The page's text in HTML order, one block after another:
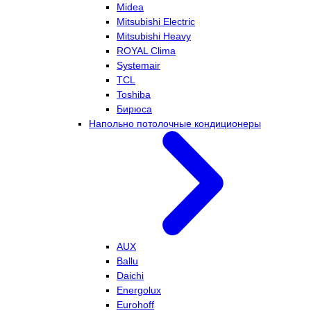
Midea
Mitsubishi Electric
Mitsubishi Heavy
ROYAL Clima
Systemair
TCL
Toshiba
Бирюса
Напольно потолочные кондиционеры
AUX
Ballu
Daichi
Energolux
Eurohoff